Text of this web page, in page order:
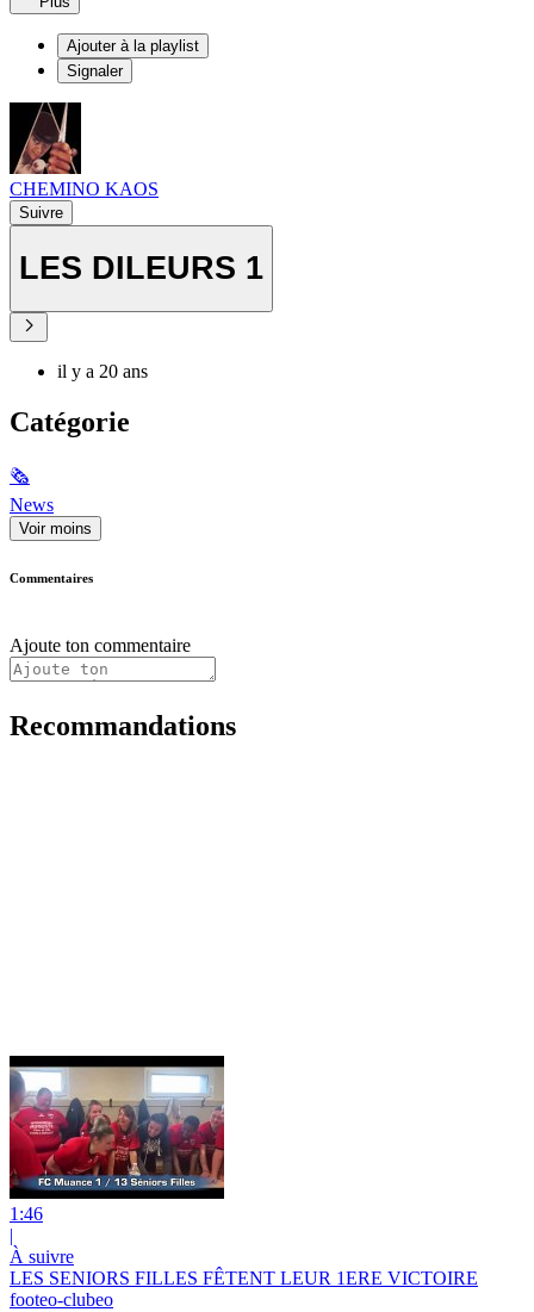
Ajouter à la playlist
Signaler
CHEMINO KAOS
Suivre
LES DILEURS 1
il y a 20 ans
Catégorie
🗞
News
Voir moins
Commentaires
Ajoute ton commentaire
Recommandations
1:46
|
À suivre
LES SENIORS FILLES FÊTENT LEUR 1ERE VICTOIRE
footeo-clubeo